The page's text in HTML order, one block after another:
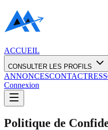
ACCUEIL
CONSULTER LES PROFILS
ANNONCESCONTACT
Connexion
Politique de